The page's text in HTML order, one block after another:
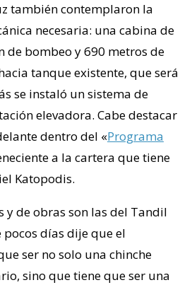
también contemplaron la
necesaria: una cabina de
de bombeo y 690 metros de
tanque existente, que será
se instaló un sistema de
elevadora. Cabe destacar
dentro del «Programa
a la cartera que tiene
Katopodis.
y de obras son las del Tandil
días dije que el
ser no solo una chinche
sino que tiene que ser una